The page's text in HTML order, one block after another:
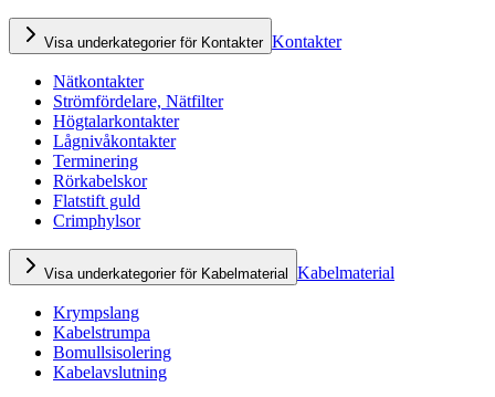
Visa underkategorier för Kontakter Kontakter
Nätkontakter
Strömfördelare, Nätfilter
Högtalarkontakter
Lågnivåkontakter
Terminering
Rörkabelskor
Flatstift guld
Crimphylsor
Visa underkategorier för Kabelmaterial Kabelmaterial
Krympslang
Kabelstrumpa
Bomullsisolering
Kabelavslutning